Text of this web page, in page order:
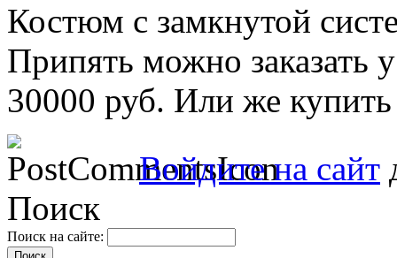
Костюм с замкнутой
Припять можно заказать
30000 руб. Или же
Войдите на сайт
Поиск
Поиск на сайте: